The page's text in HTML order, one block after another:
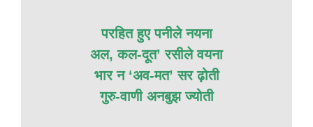
परहित हुए पनीले नयना
अल, कल-दूत’ रसीले वयना
भार न ‘अव-मत’ सर ढ़ोती
गुरु-वाणी अनबुझ ज्योती